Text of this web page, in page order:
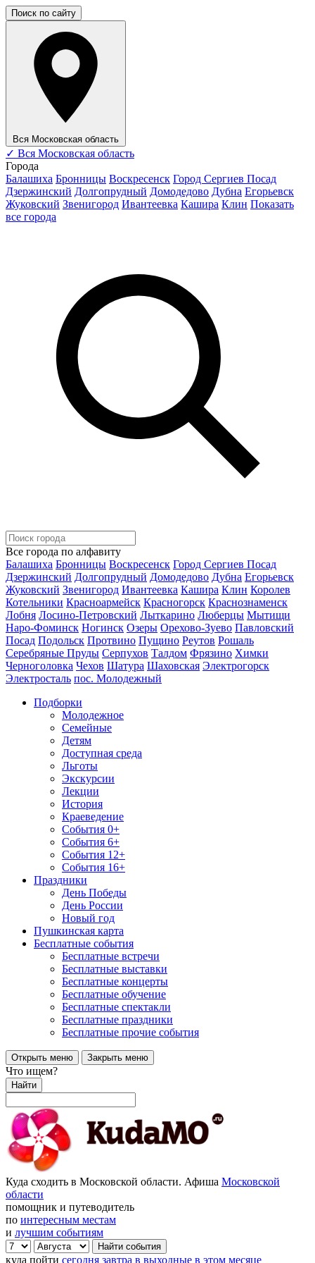
Поиск по сайту
Вся Московская область
✓ Вся Московская область
Города
Балашиха Бронницы Воскресенск Город Сергиев Посад
Дзержинский Долгопрудный Домодедово Дубна Егорьевск
Жуковский Звенигород Ивантеевка Кашира Клин Показать
все города
Все города по алфавиту
Балашиха Бронницы Воскресенск Город Сергиев Посад
Дзержинский Долгопрудный Домодедово Дубна Егорьевск
Жуковский Звенигород Ивантеевка Кашира Клин Королев
Котельники Красноармейск Красногорск Краснознаменск
Лобня Лосино-Петровский Лыткарино Люберцы Мытищи
Наро-Фоминск Ногинск Озеры Орехово-Зуево Павловский
Посад Подольск Протвино Пущино Реутов Рошаль
Серебряные Пруды Серпухов Талдом Фрязино Химки
Черноголовка Чехов Шатура Шаховская Электрогорск
Электросталь пос. Молодежный
Подборки
Молодежное
Семейные
Детям
Доступная среда
Льготы
Экскурсии
Лекции
История
Краеведение
События 0+
События 6+
События 12+
События 16+
Праздники
День Победы
День России
Новый год
Пушкинская карта
Бесплатные события
Бесплатные встречи
Бесплатные выставки
Бесплатные концерты
Бесплатные обучение
Бесплатные спектакли
Бесплатные праздники
Бесплатные прочие события
Открыть меню Закрыть меню
Что ищем?
Найти
Куда сходить в Московской области. Афиша Московской
области
помощник и путеводитель
по интересным местам
и лучшим событиям
куда пойти сегодня завтра в выходные в этом месяце